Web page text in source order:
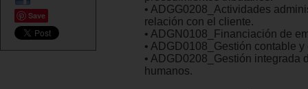
Save
• ADGG0208_Actividades
relación con el cliente.
• ADGN0108_Financiación de
• ADGD0108_Gestión contable
• ADGD0208_Gestión integrada
humanos.